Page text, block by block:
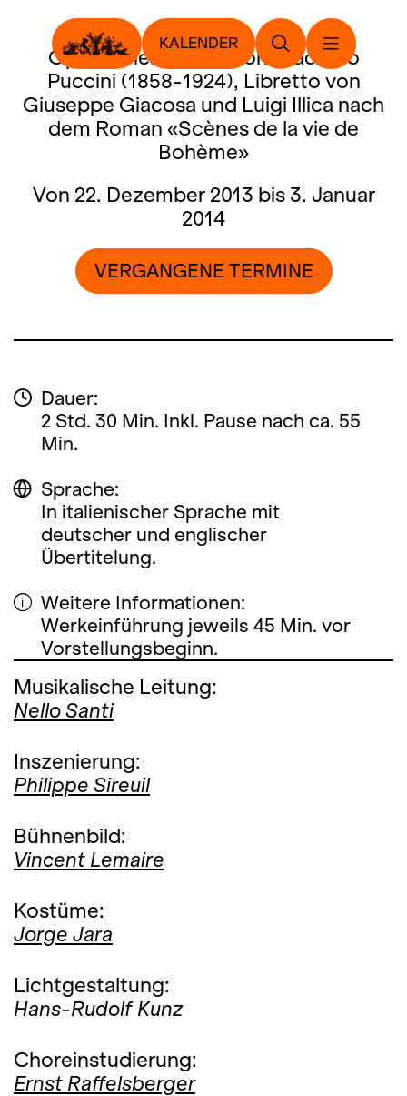
KALENDER
Oper in vier Bildern von Giacomo
Puccini (1858-1924), Libretto von
Giuseppe Giacosa und Luigi Illica nach
dem Roman «Scènes de la vie de
Bohème»
Von 22. Dezember 2013 bis 3. Januar
2014
VERGANGENE TERMINE
Dauer:
2 Std. 30 Min. Inkl. Pause nach ca. 55
Min.
Sprache:
In italienischer Sprache mit
deutscher und englischer
Übertitelung.
Weitere Informationen:
Werkeinführung jeweils 45 Min. vor
Vorstellungsbeginn.
Musikalische Leitung:
Nello Santi
Inszenierung:
Philippe Sireuil
Bühnenbild:
Vincent Lemaire
Kostüme:
Jorge Jara
Lichtgestaltung:
Hans-Rudolf Kunz
Choreinstudierung:
Ernst Raffelsberger